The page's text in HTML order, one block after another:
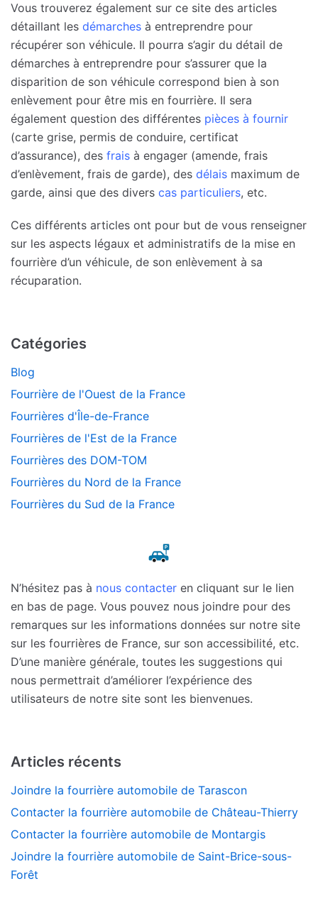
Vous trouverez également sur ce site des articles
détaillant les démarches à entreprendre pour
récupérer son véhicule. Il pourra s’agir du détail de
démarches à entreprendre pour s’assurer que la
disparition de son véhicule correspond bien à son
enlèvement pour être mis en fourrière. Il sera
également question des différentes pièces à fournir
(carte grise, permis de conduire, certificat
d’assurance), des frais à engager (amende, frais
d’enlèvement, frais de garde), des délais maximum de
garde, ainsi que des divers cas particuliers, etc.
Ces différents articles ont pour but de vous renseigner
sur les aspects légaux et administratifs de la mise en
fourrière d’un véhicule, de son enlèvement à sa
récuparation.
Catégories
Blog
Fourrière de l'Ouest de la France
Fourrières d'Île-de-France
Fourrières de l'Est de la France
Fourrières des DOM-TOM
Fourrières du Nord de la France
Fourrières du Sud de la France
N’hésitez pas à nous contacter en cliquant sur le lien
en bas de page. Vous pouvez nous joindre pour des
remarques sur les informations données sur notre site
sur les fourrières de France, sur son accessibilité, etc.
D’une manière générale, toutes les suggestions qui
nous permettrait d’améliorer l’expérience des
utilisateurs de notre site sont les bienvenues.
Articles récents
Joindre la fourrière automobile de Tarascon
Contacter la fourrière automobile de Château-Thierry
Contacter la fourrière automobile de Montargis
Joindre la fourrière automobile de Saint-Brice-sous-
Forêt